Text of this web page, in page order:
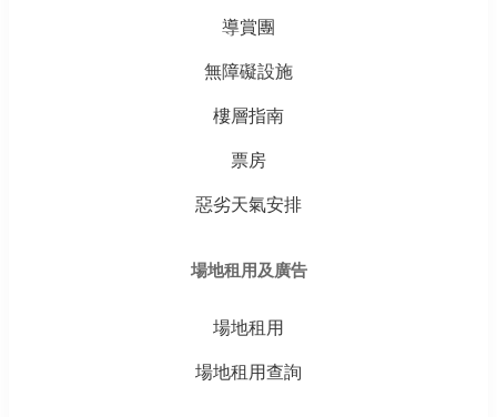
導賞團
無障礙設施
樓層指南
票房
惡劣天氣安排
場地租用及廣告
場地租用
場地租用查詢